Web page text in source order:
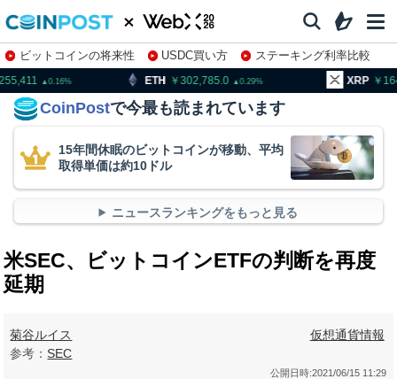
ビットコインの将来性 USDC買い方
ステーキング利率比較
株特集・関連銘柄
ETH 302,785.0 XRP 164.05
CoinPostで今最も読まれています
15年間休眠のビットコインが移動、平均
取得単価は約10ドル
ニュースランキングをもっと見る
米SEC、ビットコインETFの判断を再度
延期
菊谷ルイス
参考： SEC
仮想通貨情報
公開日時:2021/06/15 11:29